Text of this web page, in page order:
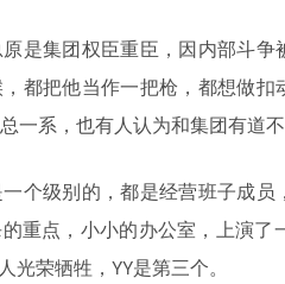
是集团权臣重臣，因内部斗争
都把他当作一把枪，都想做
一系，也有人认为和集团有道不
个级别的，都是经营班子成员
重点，小小的办公室，上演了
荣牺牲，YY是第三个。